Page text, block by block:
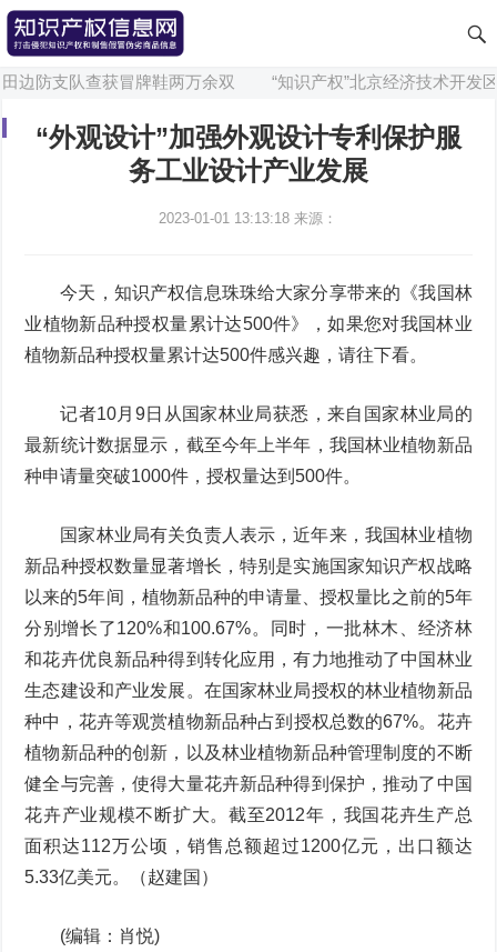
边防支队查获冒牌鞋两万余双 “知识产权”北京经济技术开发
“外观设计”加强外观设计专利保护服
务工业设计产业发展
2023-01-01 13:13:18 来源：
今天，知识产权信息珠珠给大家分享带来的《我国林
业植物新品种授权量累计达500件》，如果您对我国林业
植物新品种授权量累计达500件感兴趣，请往下看。
记者10月9日从国家林业局获悉，来自国家林业局的
最新统计数据显示，截至今年上半年，我国林业植物新品
种申请量突破1000件，授权量达到500件。
国家林业局有关负责人表示，近年来，我国林业植物
新品种授权数量显著增长，特别是实施国家知识产权战略
以来的5年间，植物新品种的申请量、授权量比之前的5年
分别增长了120%和100.67%。同时，一批林木、经济林
和花卉优良新品种得到转化应用，有力地推动了中国林业
生态建设和产业发展。在国家林业局授权的林业植物新品
种中，花卉等观赏植物新品种占到授权总数的67%。花卉
植物新品种的创新，以及林业植物新品种管理制度的不断
健全与完善，使得大量花卉新品种得到保护，推动了中国
花卉产业规模不断扩大。截至2012年，我国花卉生产总
面积达112万公顷，销售总额超过1200亿元，出口额达
5.33亿美元。（赵建国）
(编辑：肖悦)